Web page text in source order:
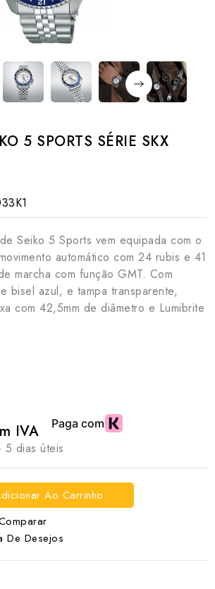
5 SPORTS SÉRIE SKX
Seiko 5 Sports vem equipada com o
automático com 24 rubis e 41
marcha com função GMT. Com
bisel azul, e tampa transparente,
com 42,5mm de diâmetro e Lumibrite
IVA
5 dias úteis
Ao Carrinho
De Desejos